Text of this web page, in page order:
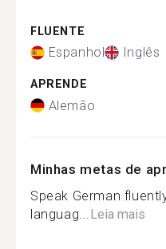
FLUENTE
Espanhol Inglês
APRENDE
Alemão
Minhas metas de
Speak German
languag... Leia mais